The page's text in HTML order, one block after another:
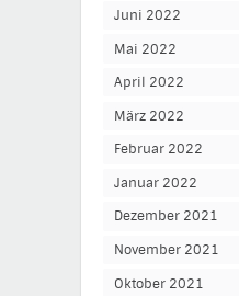
Juni 2022
Mai 2022
April 2022
März 2022
Februar 2022
Januar 2022
Dezember 2021
November 2021
Oktober 2021